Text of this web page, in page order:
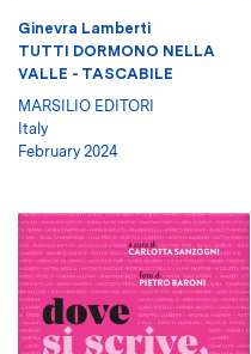
Ginevra Lamberti
TUTTI DORMONO NELLA
VALLE - TASCABILE
MARSILIO EDITORI
Italy
February 2024